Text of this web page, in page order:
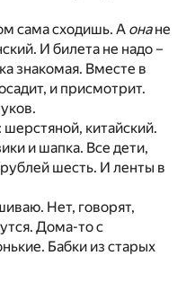
сама сходишь. А онане
И билета не надо –
знакомая. Вместе в
и присмотрит.
китайский.
и шапка. Все дети,
шесть. И ленты в
Нет, говорят,
Дома-то с
Бабки из старых